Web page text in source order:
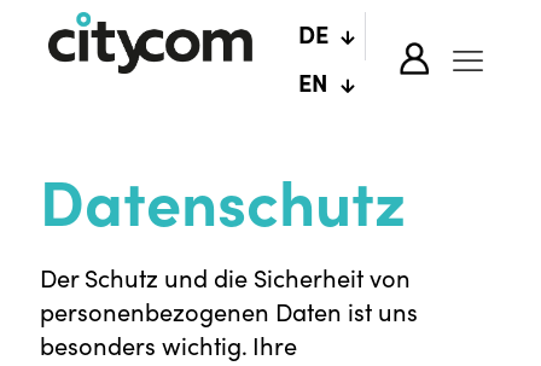
DE
EN
Datenschutz
Der Schutz und die Sicherheit von
personenbezogenen Daten ist uns
besonders wichtig. Ihre